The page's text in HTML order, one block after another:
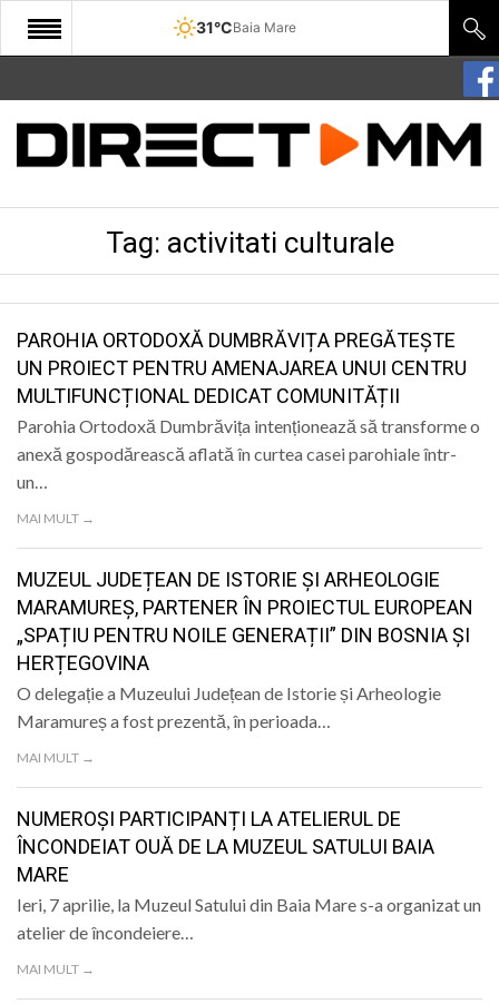
31°CBaia Mare
START
COMUNITATE
CULTURA
SANATATE
SPORT
SPECIAL
POLITIC
LIFE
Tag: activitati culturale
PAROHIA ORTODOXĂ DUMBRĂVIȚA PREGĂTEȘTE
UN PROIECT PENTRU AMENAJAREA UNUI CENTRU
MULTIFUNCȚIONAL DEDICAT COMUNITĂȚII
Parohia Ortodoxă Dumbrăvița intenționează să transforme o
anexă gospodărească aflată în curtea casei parohiale într-
un…
MAI MULT →
MUZEUL JUDEȚEAN DE ISTORIE ȘI ARHEOLOGIE
MARAMUREȘ, PARTENER ÎN PROIECTUL EUROPEAN
„SPAȚIU PENTRU NOILE GENERAȚII” DIN BOSNIA ȘI
HERȚEGOVINA
O delegație a Muzeului Județean de Istorie și Arheologie
Maramureș a fost prezentă, în perioada…
MAI MULT →
NUMEROȘI PARTICIPANȚI LA ATELIERUL DE
ÎNCONDEIAT OUĂ DE LA MUZEUL SATULUI BAIA
MARE
Ieri, 7 aprilie, la Muzeul Satului din Baia Mare s-a organizat un
atelier de încondeiere…
MAI MULT →